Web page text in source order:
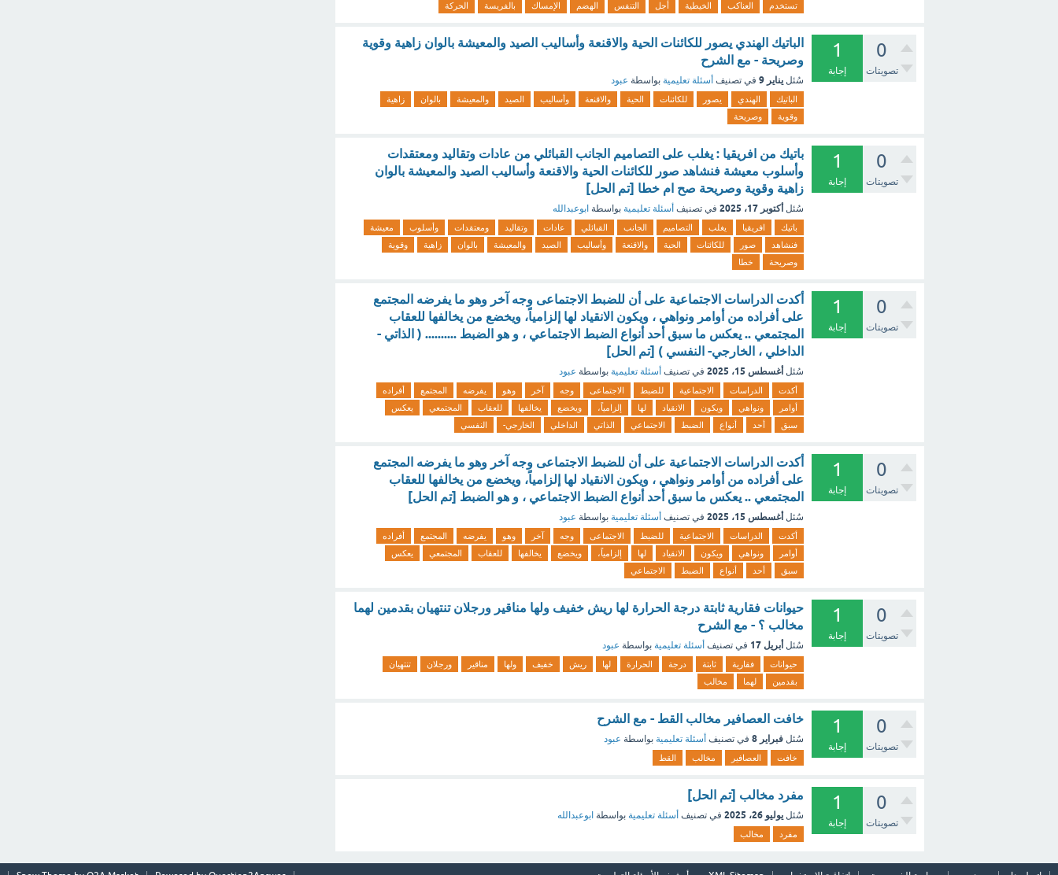
تستخدم العناكب الخيطية أجل التنفس الهضم الإمساك بالفريسة الحركة
0
تصويتات
1
إجابة
الباتيك الهندي يصور للكائنات الحية والاقنعة وأساليب الصيد والمعيشة بالوان زاهية وقوية
وصريحة - مع الشرح
سُئل يناير 9 في تصنيف أسئلة تعليمية بواسطة عبود
الباتيك الهندي يصور للكائنات الحية والاقنعة وأساليب الصيد والمعيشة بالوان
زاهية
وقوية
وصريحة
0
تصويتات
1
إجابة
باتيك من افريقيا : يغلب على التصاميم الجانب القبائلي من عادات وتقاليد ومعتقدات
وأسلوب معيشة فنشاهد صور للكائنات الحية والاقنعة وأساليب الصيد والمعيشة بالوان
زاهية وقوية وصريحة صح ام خطا [تم الحل]
سُئل أكتوبر 17، 2025 في تصنيف أسئلة تعليمية بواسطة ابوعبدالله
باتيك افريقيا يغلب التصاميم الجانب القبائلي عادات وتقاليد ومعتقدات وأسلوب
معيشة
فنشاهد
صور للكائنات الحية والاقنعة وأساليب الصيد والمعيشة بالوان زاهية
وقوية
وصريحة
خطا
0
تصويتات
1
إجابة
أكدت الدراسات الاجتماعية على أن للضبط الاجتماعى وجه آخر وهو ما يفرضه المجتمع
على أفراده من أوامر ونواهي ، ويكون الانقياد لها إلزامياً، ويخضع من يخالفها للعقاب
المجتمعي .. يعكس ما سبق أحد أنواع الضبط الاجتماعي ، و هو الضبط .......... ( الذاتي -
الداخلي ، الخارجي- النفسي ) [تم الحل]
سُئل أغسطس 15، 2025 في تصنيف أسئلة تعليمية بواسطة عبود
أكدت الدراسات الاجتماعية للضبط الاجتماعى وجه آخر وهو يفرضه المجتمع
أفراده
أوامر
ونواهي ويكون الانقياد لها إلزامياً، ويخضع يخالفها للعقاب المجتمعي
يعكس
سبق
أحد أنواع الضبط الاجتماعي الذاتي الداخلي الخارجي- النفسي
0
تصويتات
1
إجابة
أكدت الدراسات الاجتماعية على أن للضبط الاجتماعى وجه آخر وهو ما يفرضه المجتمع
على أفراده من أوامر ونواهي ، ويكون الانقياد لها إلزامياً، ويخضع من يخالفها للعقاب
المجتمعي .. يعكس ما سبق أحد أنواع الضبط الاجتماعي ، و هو الضبط [تم الحل]
سُئل أغسطس 15، 2025 في تصنيف أسئلة تعليمية بواسطة عبود
أكدت الدراسات الاجتماعية للضبط الاجتماعى وجه آخر وهو يفرضه المجتمع
أفراده
أوامر
ونواهي ويكون الانقياد لها إلزامياً، ويخضع يخالفها للعقاب المجتمعي
يعكس
سبق
أحد أنواع الضبط الاجتماعي
0
تصويتات
1
إجابة
حيوانات فقارية ثابتة درجة الحرارة لها ريش خفيف ولها مناقير ورجلان تنتهيان بقدمين لهما
مخالب ؟ - مع الشرح
سُئل أبريل 17 في تصنيف أسئلة تعليمية بواسطة عبود
حيوانات فقارية ثابتة درجة الحرارة لها ريش خفيف ولها مناقير ورجلان
تنتهيان
بقدمين
لهما مخالب
0
تصويتات
1
إجابة
خافت العصافير مخالب القط - مع الشرح
سُئل فبراير 8 في تصنيف أسئلة تعليمية بواسطة عبود
خافت العصافير مخالب القط
0
تصويتات
1
إجابة
مفرد مخالب [تم الحل]
سُئل يوليو 26، 2025 في تصنيف أسئلة تعليمية بواسطة ابوعبدالله
مفرد مخالب